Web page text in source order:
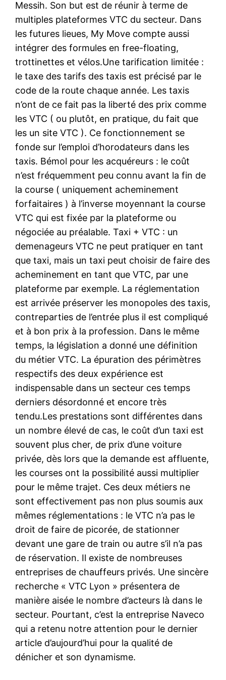
Messih. Son but est de réunir à terme de
multiples plateformes VTC du secteur. Dans
les futures lieues, My Move compte aussi
intégrer des formules en free-floating,
trottinettes et vélos.Une tarification limitée :
le taxe des tarifs des taxis est précisé par le
code de la route chaque année. Les taxis
n’ont de ce fait pas la liberté des prix comme
les VTC ( ou plutôt, en pratique, du fait que
les un site VTC ). Ce fonctionnement se
fonde sur l’emploi d’horodateurs dans les
taxis. Bémol pour les acquéreurs : le coût
n’est fréquemment peu connu avant la fin de
la course ( uniquement acheminement
forfaitaires ) à l’inverse moyennant la course
VTC qui est fixée par la plateforme ou
négociée au préalable. Taxi + VTC : un
demenageurs VTC ne peut pratiquer en tant
que taxi, mais un taxi peut choisir de faire des
acheminement en tant que VTC, par une
plateforme par exemple. La réglementation
est arrivée préserver les monopoles des taxis,
contreparties de l’entrée plus il est compliqué
et à bon prix à la profession. Dans le même
temps, la législation a donné une définition
du métier VTC. La épuration des périmètres
respectifs des deux expérience est
indispensable dans un secteur ces temps
derniers désordonné et encore très
tendu.Les prestations sont différentes dans
un nombre élevé de cas, le coût d’un taxi est
souvent plus cher, de prix d’une voiture
privée, dès lors que la demande est affluente,
les courses ont la possibilité aussi multiplier
pour le même trajet. Ces deux métiers ne
sont effectivement pas non plus soumis aux
mêmes réglementations : le VTC n’a pas le
droit de faire de picorée, de stationner
devant une gare de train ou autre s’il n’a pas
de réservation. Il existe de nombreuses
entreprises de chauffeurs privés. Une sincère
recherche « VTC Lyon » présentera de
manière aisée le nombre d’acteurs là dans le
secteur. Pourtant, c’est la entreprise Naveco
qui a retenu notre attention pour le dernier
article d’aujourd’hui pour la qualité de
dénicher et son dynamisme.